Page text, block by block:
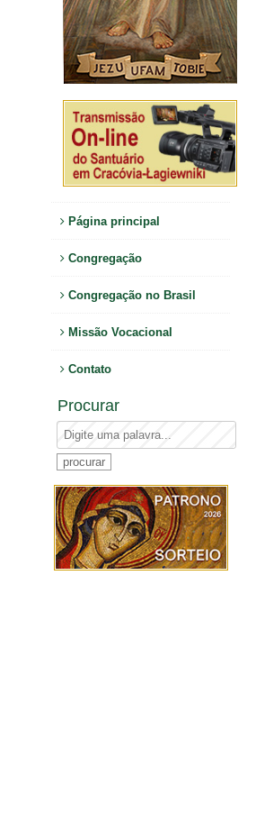
Página principal
Congregação
Congregação no Brasil
Missão Vocacional
Contato
Procurar